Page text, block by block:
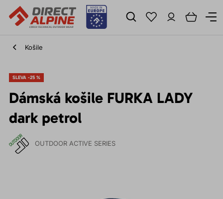
Košile
SLEVA -25 %
Dámská košile FURKA LADY
dark petrol
OUTDOOR ACTIVE SERIES